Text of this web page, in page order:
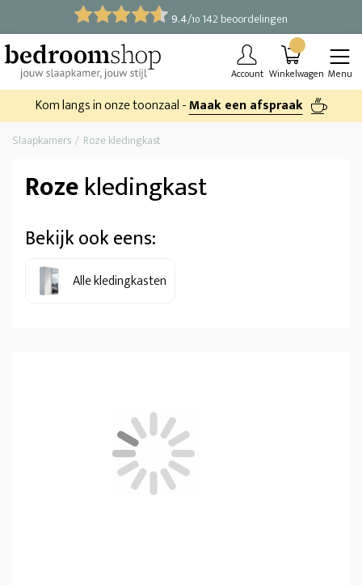
9.4/10 142 beoordelingen
Account Winkelwagen Menu
Kom langs in onze toonzaal -Maak een afspraak
Slaapkamers Roze kledingkast
Rozekledingkast
Bekijk ook eens:
Alle kledingkasten